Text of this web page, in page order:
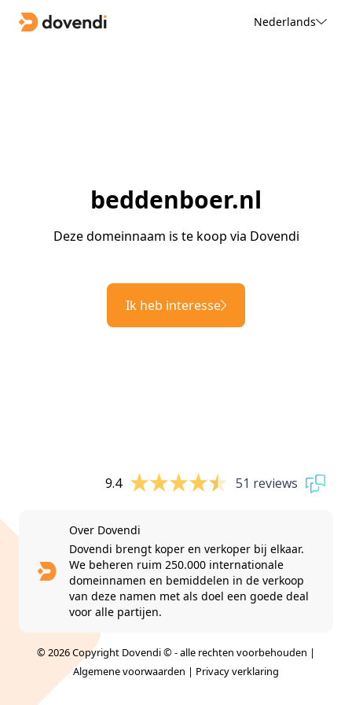
Nederlands
beddenboer.nl
Deze domeinnaam is te koop via Dovendi
Ik heb interesse
9.4 51 reviews
Over Dovendi
Dovendi brengt koper en verkoper bij elkaar.
We beheren ruim 250.000 internationale
domeinnamen en bemiddelen in de verkoop
van deze namen met als doel een goede deal
voor alle partijen.
© 2026 Copyright Dovendi © - alle rechten voorbehouden |
Algemene voorwaarden | Privacy verklaring